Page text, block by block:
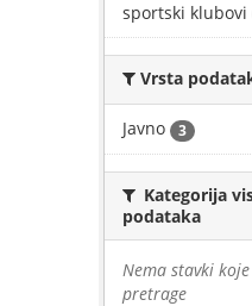
sportski klubovi
Vrsta
Javno 3
Kategorija
podataka
Nema stavki
pretrage